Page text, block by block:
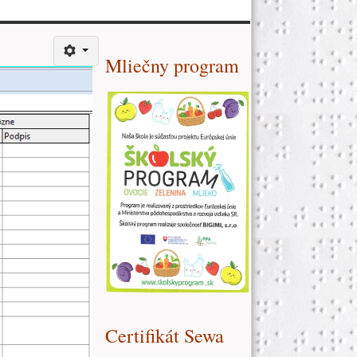
Ďalšie zdroje (pravý
Mliečny program
Certifikát Sewa